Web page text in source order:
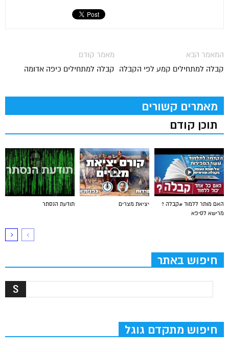
מאמר קודם
קבלה למתחילים כיפה אדומה
המאמר הבא
קבלה למתחילים קמע לפי הקבלה
מאמרים קשורים
תוכן קודם
תודעת הנסתר יציאת מצרים
האם מותר ללמוד #קבלה ?
מרישא לסיפא
חיפוש באתר
חיפוש מתקדם גוגל